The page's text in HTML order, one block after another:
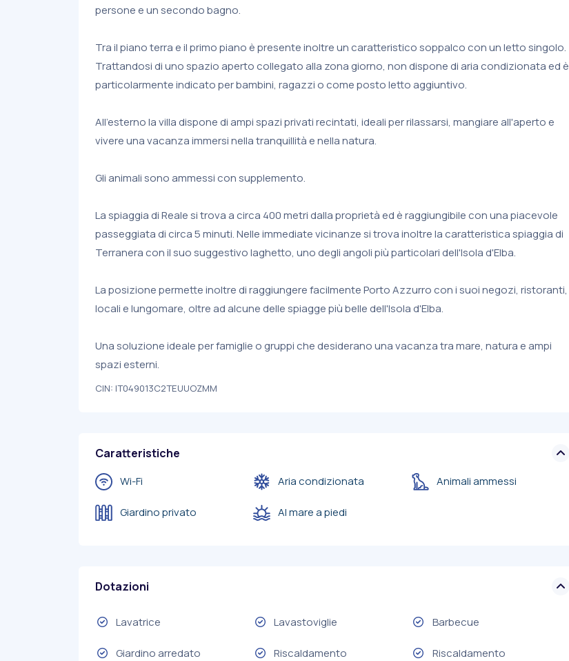
persone e un secondo bagno.
Tra il piano terra e il primo piano è presente inoltre un caratteristico soppalco con un letto singolo.
Trattandosi di uno spazio aperto collegato alla zona giorno, non dispone di aria condizionata ed è
particolarmente indicato per bambini, ragazzi o come posto letto aggiuntivo.
All'esterno la villa dispone di ampi spazi privati recintati, ideali per rilassarsi, mangiare all'aperto e
vivere una vacanza immersi nella tranquillità e nella natura.
Gli animali sono ammessi con supplemento.
La spiaggia di Reale si trova a circa 400 metri dalla proprietà ed è raggiungibile con una piacevole
passeggiata di circa 5 minuti. Nelle immediate vicinanze si trova inoltre la caratteristica spiaggia di
Terranera con il suo suggestivo laghetto, uno degli angoli più particolari dell'Isola d'Elba.
La posizione permette inoltre di raggiungere facilmente Porto Azzurro con i suoi negozi, ristoranti,
locali e lungomare, oltre ad alcune delle spiagge più belle dell'Isola d'Elba.
Una soluzione ideale per famiglie o gruppi che desiderano una vacanza tra mare, natura e ampi
spazi esterni.
CIN: IT049013C2TEUUOZMM
Caratteristiche
Wi-Fi Aria condizionata Animali ammessi
Giardino privato Al mare a piedi
Dotazioni
Lavatrice Lavastoviglie Barbecue
Giardino arredato Riscaldamento
Riscaldamento